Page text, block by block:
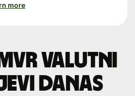
more
valutni
danas